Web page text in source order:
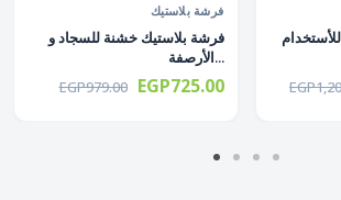
فرشة بلاستيك
فرشة بلاستيك خشنة للسجاد و
الأرصفة...
EGP979.00 EGP725.00